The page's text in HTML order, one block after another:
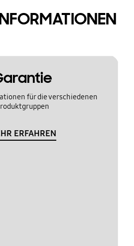
für die verschiedenen
ERFAHREN